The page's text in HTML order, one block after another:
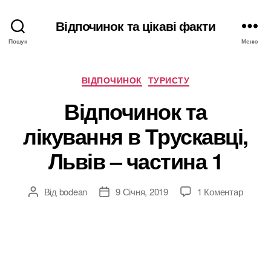
Пошук
Відпочинок та цікаві факти
Меню
Категорії
ВІДПОЧИНОК ТУРИСТУ
Відпочинок та
лікування в Трускавці,
Львів – частина 1
Автор
Від bodean
Дата9 Січня, 2019 1 Коментардо